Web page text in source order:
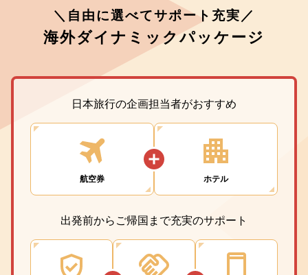
＼自由に選べてサポート充実／
海外ダイナミックパッケージ
日本旅行の企画担当者がおすすめ
航空券 ホテル
出発前からご帰国まで充実のサポート